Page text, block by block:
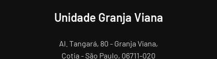
Unidade Granja Viana
Al. Tangará, 80 - Granja Viana,
Cotia - São Paulo, 06711-020